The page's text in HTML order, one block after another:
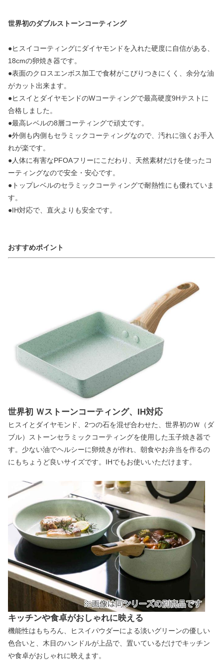
世界初のダブルストーンコーティング
●ヒスイコーティングにダイヤモンドを入れた硬度に自信がある、
18cmの卵焼き器です。
●表面のクロスエンボス加工で食材がこびりつきにくく、余分な油
がカット出来ます。
●ヒスイとダイヤモンドのWコーティングで最高硬度9Hテストに
合格しました。
●最高レベルの8層コーティングで頑丈です。
●外側も内側もセラミックコーティングなので、汚れに強くお手入
れが楽です。
●人体に有害なPFOAフリーにこだわり、天然素材だけを使ったコ
ーティングなので安全・安心です。
●トップレベルのセラミックコーティングで耐熱性にも優れていま
す。
●IH対応で、直火よりも安全です。
おすすめポイント
世界初 Ｗストーンコーティング、IH対応
ヒスイとダイヤモンド、2つの石を混ぜ合わせた、世界初のＷ（ダ
ブル）ストーンセラミックコーティングを使用した玉子焼き器で
す。少ない油でヘルシーに卵焼きが作れ、朝食やお弁当を作るの
にもちょうど良いサイズです。IHでもお使いいただけます。
キッチンや食卓がおしゃれに映える
機能性はもちろん、ヒスイパウダーによる淡いグリーンの優しい
色合いと、木目のハンドルが上品で、置いているだけでキッチン
や食卓がおしゃれに映えます。